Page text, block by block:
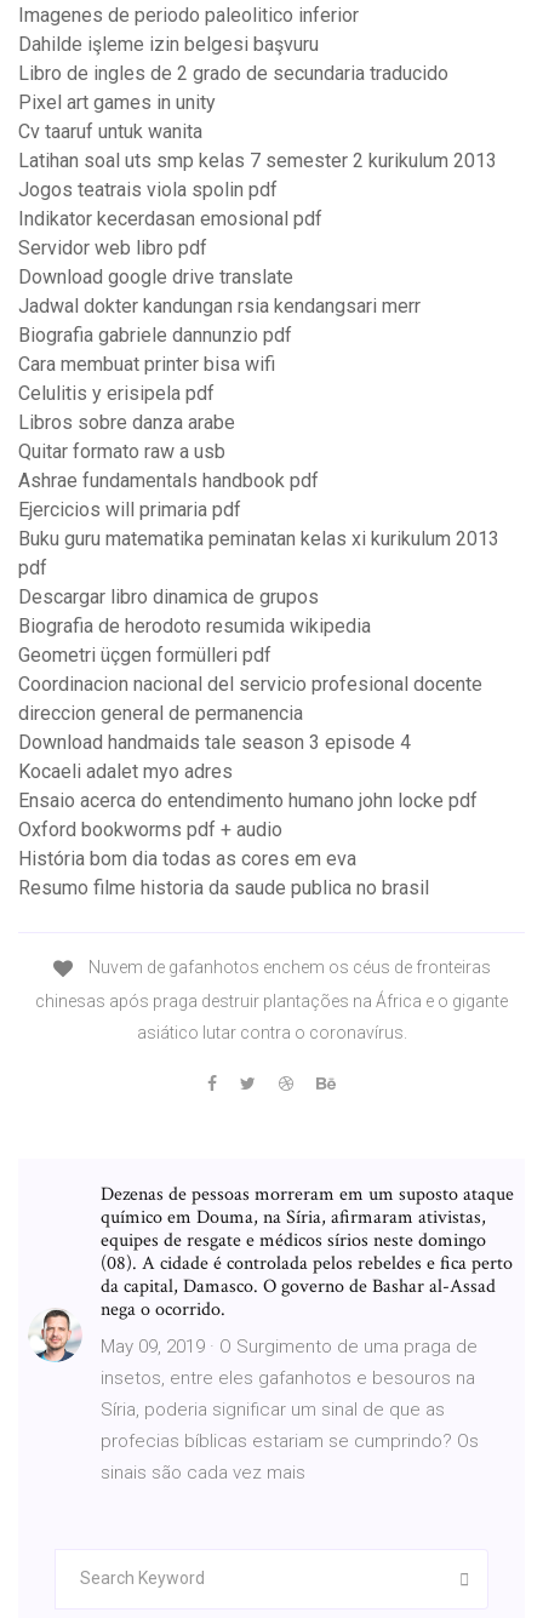
Imagenes de periodo paleolitico inferior
Dahilde işleme izin belgesi başvuru
Libro de ingles de 2 grado de secundaria traducido
Pixel art games in unity
Cv taaruf untuk wanita
Latihan soal uts smp kelas 7 semester 2 kurikulum 2013
Jogos teatrais viola spolin pdf
Indikator kecerdasan emosional pdf
Servidor web libro pdf
Download google drive translate
Jadwal dokter kandungan rsia kendangsari merr
Biografia gabriele dannunzio pdf
Cara membuat printer bisa wifi
Celulitis y erisipela pdf
Libros sobre danza arabe
Quitar formato raw a usb
Ashrae fundamentals handbook pdf
Ejercicios will primaria pdf
Buku guru matematika peminatan kelas xi kurikulum 2013
pdf
Descargar libro dinamica de grupos
Biografia de herodoto resumida wikipedia
Geometri üçgen formülleri pdf
Coordinacion nacional del servicio profesional docente
direccion general de permanencia
Download handmaids tale season 3 episode 4
Kocaeli adalet myo adres
Ensaio acerca do entendimento humano john locke pdf
Oxford bookworms pdf + audio
História bom dia todas as cores em eva
Resumo filme historia da saude publica no brasil
Nuvem de gafanhotos enchem os céus de fronteiras
chinesas após praga destruir plantações na África e o gigante
asiático lutar contra o coronavírus.
Dezenas de pessoas morreram em um suposto ataque
químico em Douma, na Síria, afirmaram ativistas,
equipes de resgate e médicos sírios neste domingo
(08). A cidade é controlada pelos rebeldes e fica perto
da capital, Damasco. O governo de Bashar al-Assad
nega o ocorrido.
May 09, 2019 · O Surgimento de uma praga de
insetos, entre eles gafanhotos e besouros na
Síria, poderia significar um sinal de que as
profecias bíblicas estariam se cumprindo? Os
sinais são cada vez mais